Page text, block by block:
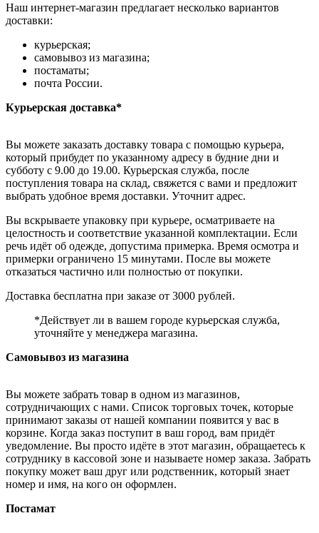
Наш интернет-магазин предлагает несколько вариантов
доставки:
курьерская;
самовывоз из магазина;
постаматы;
почта России.
Курьерская доставка*
Вы можете заказать доставку товара с помощью курьера,
который прибудет по указанному адресу в будние дни и
субботу с 9.00 до 19.00. Курьерская служба, после
поступления товара на склад, свяжется с вами и предложит
выбрать удобное время доставки. Уточнит адрес.
Вы вскрываете упаковку при курьере, осматриваете на
целостность и соответствие указанной комплектации. Если
речь идёт об одежде, допустима примерка. Время осмотра и
примерки ограничено 15 минутами. После вы можете
отказаться частично или полностью от покупки.
Доставка бесплатна при заказе от 3000 рублей.
*Действует ли в вашем городе курьерская служба,
уточняйте у менеджера магазина.
Самовывоз из магазина
Вы можете забрать товар в одном из магазинов,
сотрудничающих с нами. Список торговых точек, которые
принимают заказы от нашей компании появится у вас в
корзине. Когда заказ поступит в ваш город, вам придёт
уведомление. Вы просто идёте в этот магазин, обращаетесь к
сотруднику в кассовой зоне и называете номер заказа. Забрать
покупку может ваш друг или родственник, который знает
номер и имя, на кого он оформлен.
Постамат